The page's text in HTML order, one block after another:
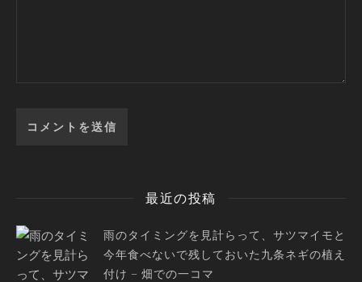
最近の投稿
雨のタイミングを見計らって、サツマイモと
今年食べないで残しておいた九条ネギの植え
付け – 畑での一コマ